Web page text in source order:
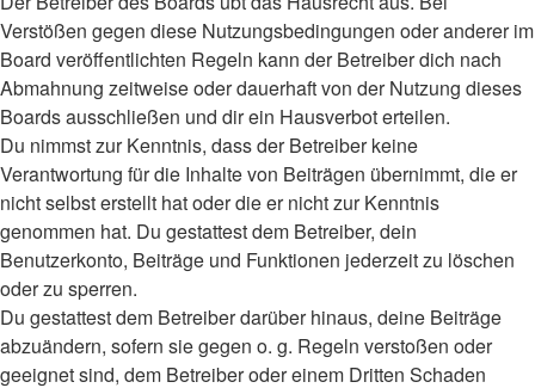
Verstößen gegen diese Nutzungsbedingungen oder anderer im
Board veröffentlichten Regeln kann der Betreiber dich nach
Abmahnung zeitweise oder dauerhaft von der Nutzung dieses
Boards ausschließen und dir ein Hausverbot erteilen.
Du nimmst zur Kenntnis, dass der Betreiber keine
Verantwortung für die Inhalte von Beiträgen übernimmt, die er
nicht selbst erstellt hat oder die er nicht zur Kenntnis
genommen hat. Du gestattest dem Betreiber, dein
Benutzerkonto, Beiträge und Funktionen jederzeit zu löschen
oder zu sperren.
Du gestattest dem Betreiber darüber hinaus, deine Beiträge
abzuändern, sofern sie gegen o. g. Regeln verstoßen oder
geeignet sind, dem Betreiber oder einem Dritten Schaden